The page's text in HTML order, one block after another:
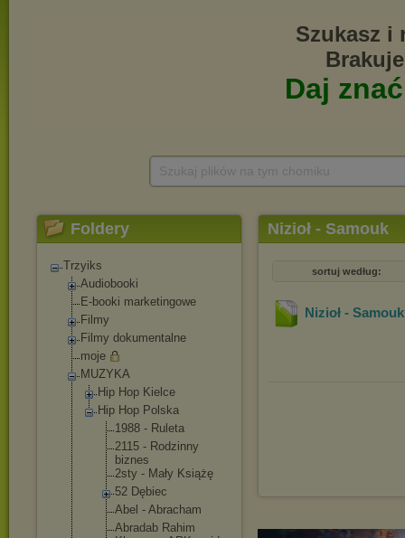
Foldery
Trzyiks
Audiobooki
E-booki marketingowe
Filmy
Filmy dokumentalne
moje
MUZYKA
Hip Hop Kielce
Hip Hop Polska
1988 - Ruleta
2115 - Rodzinny
biznes
2sty - Mały Książę
52 Dębiec
Abel - Abracham
Abradab Rahim
Nizioł - Samouk
sortuj według:
Nizioł - Samouk